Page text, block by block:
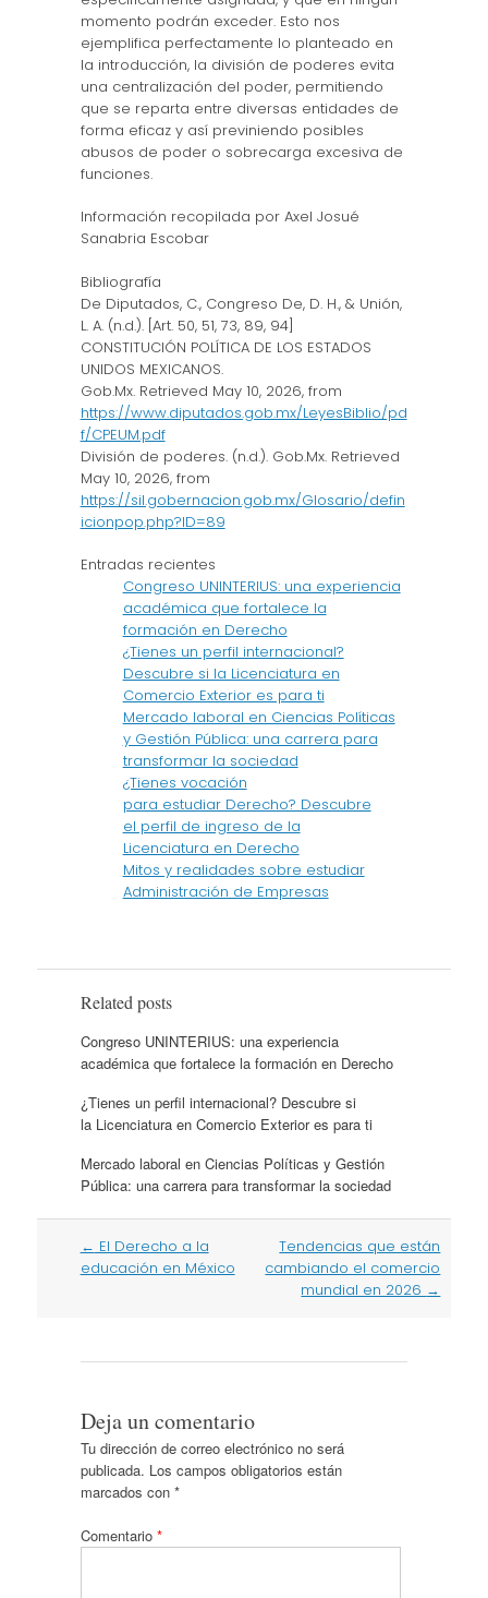
momento podrán exceder. Esto nos
ejemplifica perfectamente lo planteado en
la introducción, la división de poderes evita
una centralización del poder, permitiendo
que se reparta entre diversas entidades de
forma eficaz y así previniendo posibles
abusos de poder o sobrecarga excesiva de
funciones.
Información recopilada por Axel Josué
Sanabria Escobar
Bibliografía
De Diputados, C., Congreso De, D. H., & Unión,
L. A. (n.d.). [Art. 50, 51, 73, 89, 94]
CONSTITUCIÓN POLÍTICA DE LOS ESTADOS
UNIDOS MEXICANOS.
Gob.Mx. Retrieved May 10, 2026, from
https://www.diputados.gob.mx/LeyesBiblio/pd
f/CPEUM.pdf
División de poderes. (n.d.). Gob.Mx. Retrieved
May 10, 2026, from
https://sil.gobernacion.gob.mx/Glosario/defin
icionpop.php?ID=89
Entradas recientes
Congreso UNINTERIUS: una experiencia
académica que fortalece la
formación en Derecho
¿Tienes un perfil internacional?
Descubre si la Licenciatura en
Comercio Exterior es para ti
Mercado laboral en Ciencias Políticas
y Gestión Pública: una carrera para
transformar la sociedad
¿Tienes vocación
para estudiar Derecho? Descubre
el perfil de ingreso de la
Licenciatura en Derecho
Mitos y realidades sobre estudiar
Administración de Empresas
Related posts
Congreso UNINTERIUS: una experiencia
académica que fortalece la formación en Derecho
¿Tienes un perfil internacional? Descubre si
la Licenciatura en Comercio Exterior es para ti
Mercado laboral en Ciencias Políticas y Gestión
Pública: una carrera para transformar la sociedad
Post
navigation
← El Derecho a la
educación en México
Tendencias que están
cambiando el comercio
mundial en 2026 →
Deja un comentario
Tu dirección de correo electrónico no será
publicada. Los campos obligatorios están
marcados con *
Comentario *